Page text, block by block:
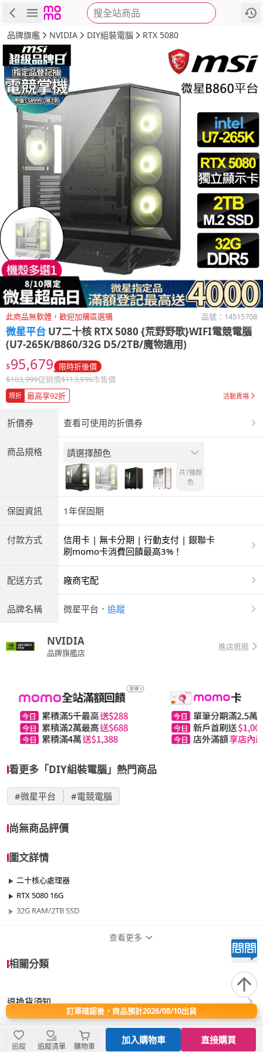
搜全站商品
商品 評價 詳情
品牌旗艦 NVIDIA DIY組裝電腦 RTX 5080
此商品無軟體，歡迎加購區選購 品號： 14515708
微星平台 U7二十核 RTX 5080 {荒野野歌}WIFI電競電腦
(U7-265K/B860/32G D5/2TB/魔物適用)
$95,679 限時折後價
$103,999促銷價$113,999市售價
現折 最高享92折 活動賣場
折價券 查看可使用的折價券
商品規格 請選擇顏色
共7種顏
色
保固資訊 1年保固期
付款方式
信用卡 | 無卡分期 | 行動支付 | 銀聯卡
刷momo卡消費回饋最高3%！
配送方式 廠商宅配
品牌名稱 微星平台 ． 追蹤
NVIDIA
品牌旗艦店
進店逛逛
看更多「DIY組裝電腦」熱門商品
#微星平台 #電競電腦
尚無商品評價
圖文詳情
二十核心處理器
RTX 5080 16G
32G RAM/2TB SSD
效能 701W~1000W
晶片 RTX50系列
查看更多
相關分類
退換貨須知
訂單確認後，商品預計2026/08/10出貨
追蹤 追蹤清單 購物車
加入購物車 直接購買